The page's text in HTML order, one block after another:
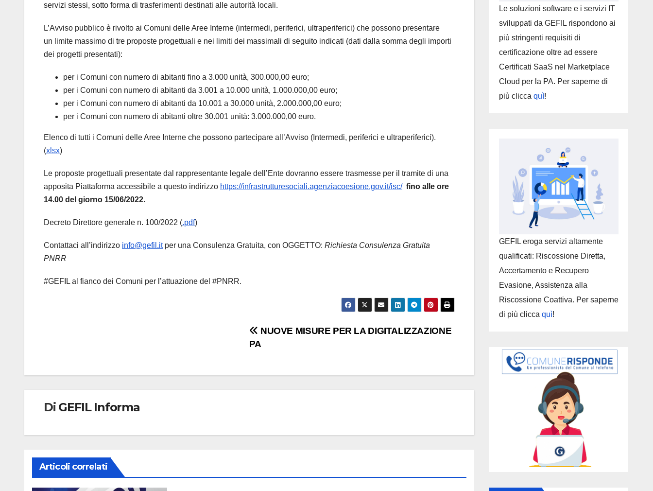
servizi stessi, sotto forma di trasferimenti destinati alle autorità locali.
L’Avviso pubblico è rivolto ai Comuni delle Aree Interne (intermedi, periferici, ultraperiferici) che possono presentare
un limite massimo di tre proposte progettuali e nei limiti dei massimali di seguito indicati (dati dalla somma degli importi
dei progetti presentati):
per i Comuni con numero di abitanti fino a 3.000 unità, 300.000,00 euro;
per i Comuni con numero di abitanti da 3.001 a 10.000 unità, 1.000.000,00 euro;
per i Comuni con numero di abitanti da 10.001 a 30.000 unità, 2.000.000,00 euro;
​per i Comuni con numero di abitanti oltre 30.001 unità: 3.000.000,00 euro.
Elenco di tutti i Comuni delle Aree Interne che possono partecipare all’Avviso (Intermedi, periferici e ultraperiferici).
(xlsx)
Le proposte progettuali presentate dal rappresentante legale dell’Ente dovranno essere trasmesse per il tramite di una
apposita Piattaforma accessibile a questo indirizzo https://infrastrutturesociali.agenziacoesione.gov.it/isc/ fino alle ore
14.00 del giorno 15/06/2022.
Decreto Direttore generale n. 100/2022 (.pdf)
Contattaci all’indirizzo info@gefil.itper una Consulenza Gratuita, con OGGETTO: Richiesta Consulenza Gratuita
PNRR
#GEFIL al fianco dei Comuni per l’attuazione del #PNRR.
NUOVE MISURE PER LA DIGITALIZZAZIONE
PA
Di GEFIL Informa
Articoli correlati
Le soluzioni software e i servizi IT
sviluppati da GEFIL rispondono ai
più stringenti requisiti di
certificazione oltre ad essere
Certificati SaaS nel Marketplace
Cloud per la PA. Per saperne di
più clicca quì!
GEFIL eroga servizi altamente
qualificati: Riscossione Diretta,
Accertamento e Recupero
Evasione, Assistenza alla
Riscossione Coattiva. Per saperne
di più clicca quì!